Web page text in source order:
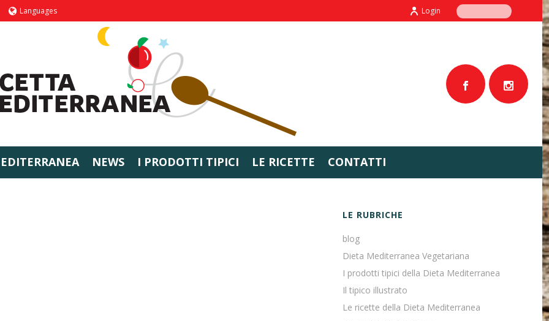
Languages Login
NEWS I PRODOTTI TIPICI LE RICETTE CONTATTI
LE RUBRICHE
blog
Dieta Mediterranea Vegetariana
I prodotti tipici della Dieta Mediterranea
Il tipico illustrato
Le ricette della Dieta Mediterranea